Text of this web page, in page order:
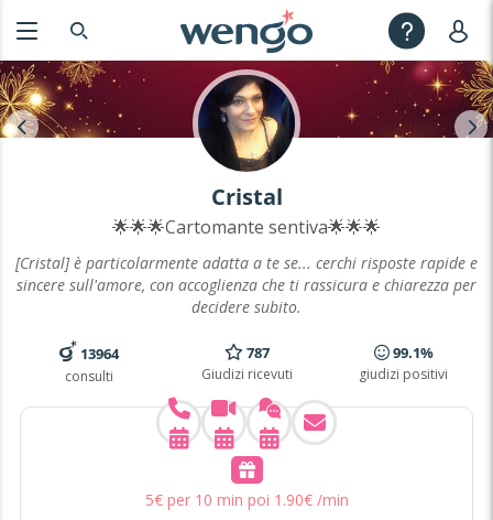
Cristal
🌟🌟🌟Cartomante sentiva🌟🌟🌟
[Cristal] è particolarmente adatta a te se... cerchi risposte rapide e
sincere sull'amore, con accoglienza che ti rassicura e chiarezza per
decidere subito.
13964
consulti
787
Giudizi ricevuti
99.1%
giudizi positivi
5€per 10 min poi 1 .90€/min